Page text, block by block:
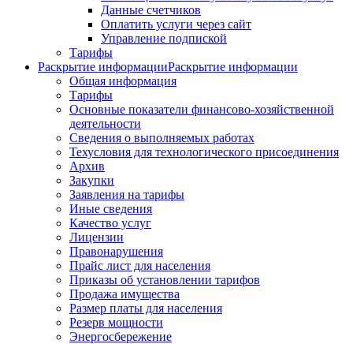
Данные счетчиков
Оплатить услуги через сайт
Управление подпиской
Тарифы
Раскрытие информацииРаскрытие информации
Общая информация
Тарифы
Основные показатели финансово-хозяйственной
деятельности
Сведения о выполняемых работах
Техусловия для технологического присоединения
Архив
Закупки
Заявления на тарифы
Иные сведения
Качество услуг
Лицензии
Правонарушения
Прайс лист для населения
Приказы об установлении тарифов
Продажа имущества
Размер платы для населения
Резерв мощности
Энергосбережение